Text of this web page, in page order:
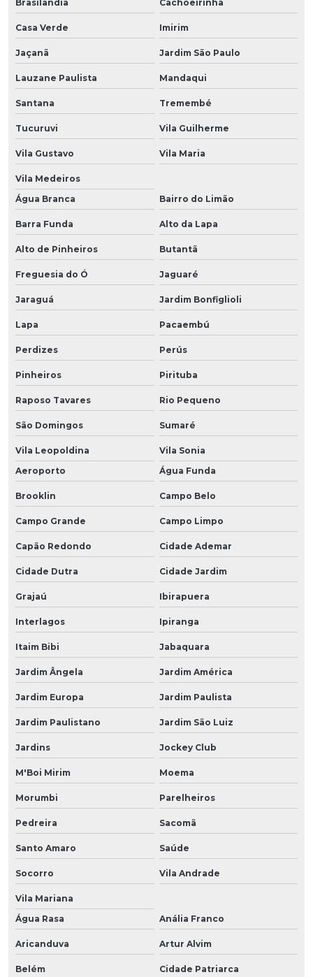
Brasilândia Cachoeirinha
Casa Verde Imirim
Jaçanã Jardim São Paulo
Lauzane Paulista Mandaqui
Santana Tremembé
Tucuruvi Vila Guilherme
Vila Gustavo Vila Maria
Vila Medeiros
Água Branca
Bairro do Limão
Barra Funda Alto da Lapa
Alto de Pinheiros Butantã
Freguesia do Ó Jaguaré
Jaraguá Jardim Bonfiglioli
Lapa Pacaembú
Perdizes Perús
Pinheiros Pirituba
Raposo Tavares Rio Pequeno
São Domingos Sumaré
Vila Leopoldina
Vila Sonia
Aeroporto
Água Funda
Brooklin Campo Belo
Campo Grande Campo Limpo
Capão Redondo Cidade Ademar
Cidade Dutra Cidade Jardim
Grajaú Ibirapuera
Interlagos Ipiranga
Itaim Bibi Jabaquara
Jardim Ângela Jardim América
Jardim Europa Jardim Paulista
Jardim Paulistano Jardim São Luiz
Jardins Jockey Club
M'Boi Mirim Moema
Morumbi Parelheiros
Pedreira Sacomã
Santo Amaro Saúde
Socorro Vila Andrade
Vila Mariana
Água Rasa
Anália Franco
Aricanduva Artur Alvim
Belém Cidade Patriarca